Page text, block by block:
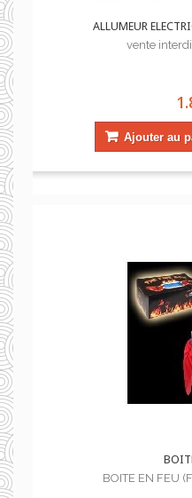
ALLUMEUR
vente
Ajouter au
BOITE EN FEU